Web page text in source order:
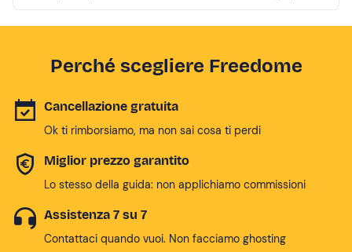
Perché scegliere Freedome
Cancellazione gratuita
Ok ti rimborsiamo, ma non sai cosa ti perdi
Miglior prezzo garantito
Lo stesso della guida: non applichiamo commissioni
Assistenza 7 su 7
Contattaci quando vuoi. Non facciamo ghosting